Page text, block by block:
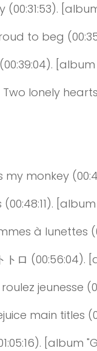
(00:31:53).
to beg (00:
(00:39:04). [album
Two lonely hearts
my monkey (00:
(00:48:11). [album
à lunettes
トロ (00:56:04).
jeunesse (0
main titles
1:05:16). [album